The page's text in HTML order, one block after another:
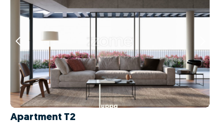
Apartment T2